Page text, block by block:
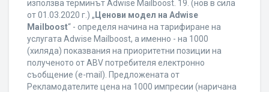
използва терминът Adwise Mailboost. 19. (нов в сила
от 01.03.2020 г.) „ Ценови модел на Adwise
Mailboost“ - определя начина на тарифиране на
услугата Adwise Mailboost, а именно - на 1000
(хиляда) показвания на приоритетни позиции на
полученото от ABV потребителя електронно
съобщение (e-mail). Предложената от
Рекламодателите цена на 1000 импресии (наричана